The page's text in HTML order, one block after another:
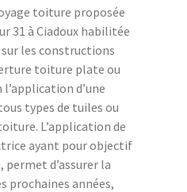
toiture proposée
31 à Ciadoux habilitée
les constructions
toiture plate ou
d’une
types de tuiles ou
L’application de
ayant pour objectif
d’assurer la
prochaines années,